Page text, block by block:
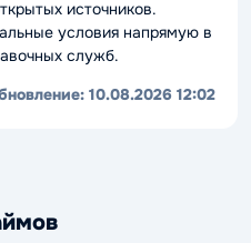
источников.
условия напрямую в
служб.
10.08.2026 12:02